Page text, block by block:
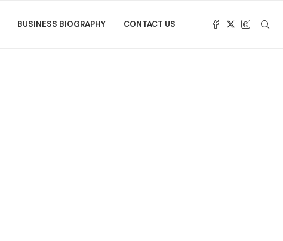
BUSINESS BIOGRAPHY CONTACT US